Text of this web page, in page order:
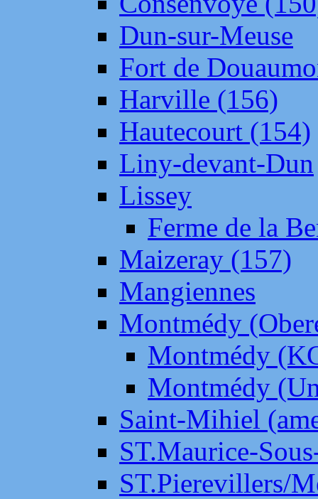
Dun-sur-Meuse
Fort de
Harville (156)
Hautecourt (154)
Liny-devant-Dun
Lissey
Ferme de la
Maizeray (157)
Mangiennes
Montmédy
Montmédy
Montmédy
Saint-Mihiel
ST.Maurice-
ST.Pierevillers/